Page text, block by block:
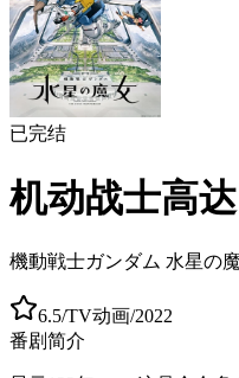
已完结
机动战士高
機動戦士ガンダム 水星の
6.5/TV动画/2022
番剧简介